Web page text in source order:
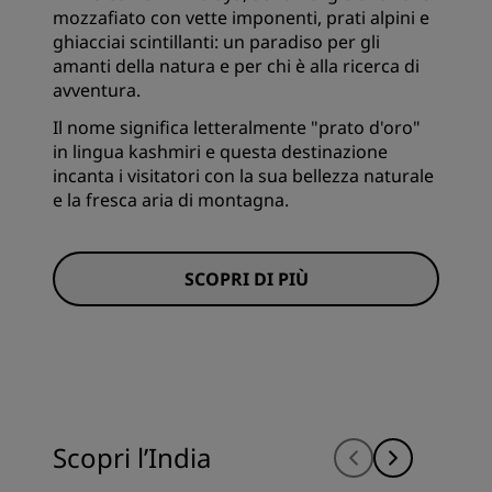
mozzafiato con vette imponenti, prati alpini e
ghiacciai scintillanti: un paradiso per gli
amanti della natura e per chi è alla ricerca di
avventura.
Il nome significa letteralmente "prato d'oro"
in lingua kashmiri e questa destinazione
incanta i visitatori con la sua bellezza naturale
e la fresca aria di montagna.
SCOPRI DI PIÙ
Scopri l’India